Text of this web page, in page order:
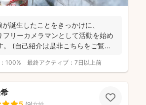
誕生したことをきっかけに、
フリーカメラマンとして活動を始め
。 (自己紹介は是非こちらをご覧く
100% 最終アクティブ： 7日以上前